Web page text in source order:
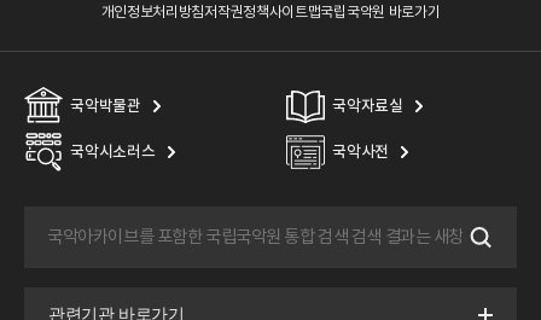
개인정보처리방침저작권정책사이트맵국립국악원 바로가기
국악박물관 국악자료실
국악시소러스 국악사전